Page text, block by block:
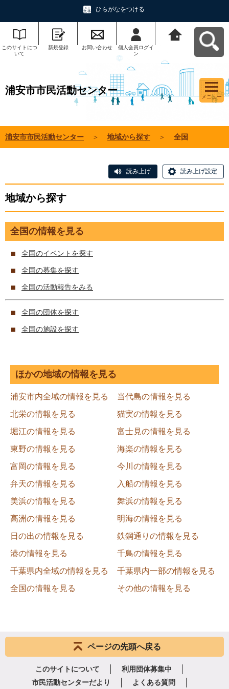
ひらがなをつける
このサイトにつ
いて
新規登録 お問い合わせ
個人会員ログイ
ン
浦安市市民活動センター
メニュー
浦安市市民活動センター ＞ 地域から探す ＞ 全国
読み上げ 読み上げ設定
地域から探す
全国の情報を見る
全国のイベントを探す
全国の募集を探す
全国の活動報告をみる
全国の団体を探す
全国の施設を探す
ほかの地域の情報を見る
浦安市内全域の情報を見る
当代島の情報を見る
北栄の情報を見る
猫実の情報を見る
堀江の情報を見る
富士見の情報を見る
東野の情報を見る
海楽の情報を見る
富岡の情報を見る
今川の情報を見る
弁天の情報を見る
入船の情報を見る
美浜の情報を見る
舞浜の情報を見る
高洲の情報を見る
明海の情報を見る
日の出の情報を見る
鉄鋼通りの情報を見る
港の情報を見る
千鳥の情報を見る
千葉県内全域の情報を見る
千葉県内一部の情報を見る
全国の情報を見る
その他の情報を見る
ページの先頭へ戻る
このサイトについて
利用団体募集中
市民活動センターだより
よくある質問